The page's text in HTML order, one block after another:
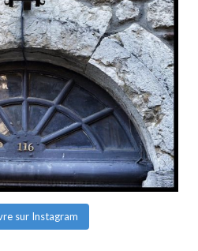
sur Instagram